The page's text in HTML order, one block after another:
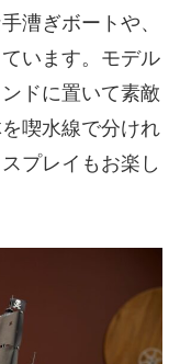
漕ぎボートや、
います。モデル
ドに置いて素敵
喫水線で分けれ
プレイもお楽し